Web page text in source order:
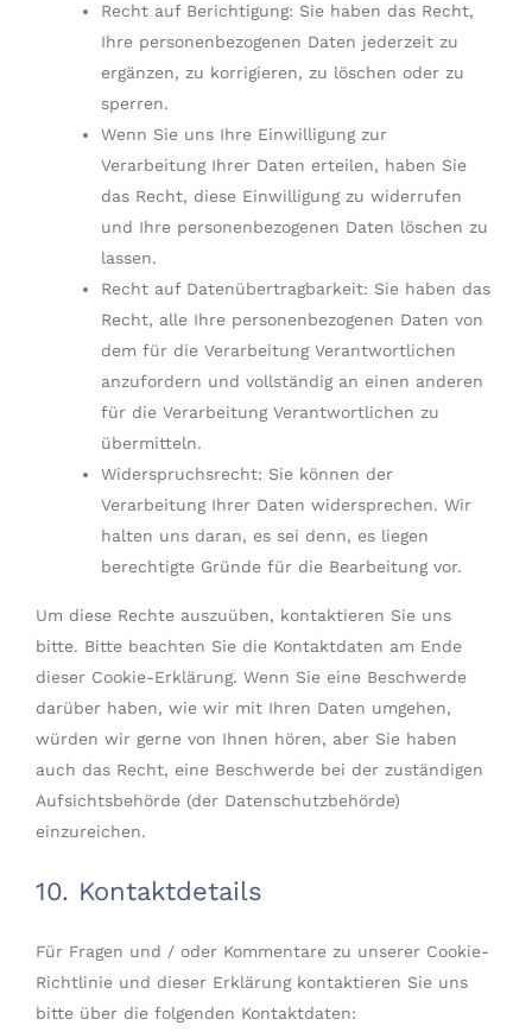
Recht auf Berichtigung: Sie haben das Recht,
Ihre personenbezogenen Daten jederzeit zu
ergänzen, zu korrigieren, zu löschen oder zu
sperren.
Wenn Sie uns Ihre Einwilligung zur
Verarbeitung Ihrer Daten erteilen, haben Sie
das Recht, diese Einwilligung zu widerrufen
und Ihre personenbezogenen Daten löschen zu
lassen.
Recht auf Datenübertragbarkeit: Sie haben das
Recht, alle Ihre personenbezogenen Daten von
dem für die Verarbeitung Verantwortlichen
anzufordern und vollständig an einen anderen
für die Verarbeitung Verantwortlichen zu
übermitteln.
Widerspruchsrecht: Sie können der
Verarbeitung Ihrer Daten widersprechen. Wir
halten uns daran, es sei denn, es liegen
berechtigte Gründe für die Bearbeitung vor.
Um diese Rechte auszuüben, kontaktieren Sie uns
bitte. Bitte beachten Sie die Kontaktdaten am Ende
dieser Cookie-Erklärung. Wenn Sie eine Beschwerde
darüber haben, wie wir mit Ihren Daten umgehen,
würden wir gerne von Ihnen hören, aber Sie haben
auch das Recht, eine Beschwerde bei der zuständigen
Aufsichtsbehörde (der Datenschutzbehörde)
einzureichen.
10. Kontaktdetails
Für Fragen und / oder Kommentare zu unserer Cookie-
Richtlinie und dieser Erklärung kontaktieren Sie uns
bitte über die folgenden Kontaktdaten: